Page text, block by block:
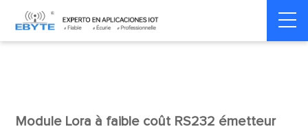
Home > Modem > Wireless modem LoRa wirelss modem
Module Lora à faible coût RS232 émetteur